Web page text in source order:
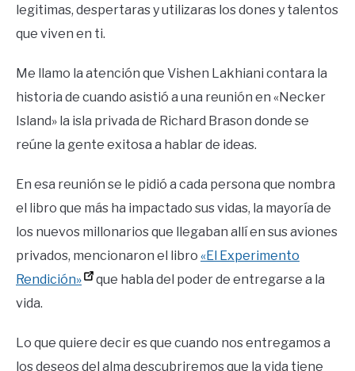
legitimas, despertaras y utilizaras los dones y talentos
que viven en ti.
Me llamo la atención que Vishen Lakhiani contara la
historia de cuando asistió a una reunión en «Necker
Island» la isla privada de Richard Brason donde se
reúne la gente exitosa a hablar de ideas.
En esa reunión se le pidió a cada persona que nombra
el libro que más ha impactado sus vidas, la mayoría de
los nuevos millonarios que llegaban allí en sus aviones
privados, mencionaron el libro «El Experimento
Rendición»
que habla del poder de entregarse a la
vida.
Lo que quiere decir es que cuando nos entregamos a
los deseos del alma descubriremos que la vida tiene